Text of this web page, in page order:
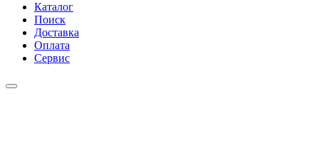
Каталог
Поиск
Доставка
Оплата
Сервис